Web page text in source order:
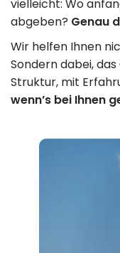
vielleicht: Wo
abgeben? Genau
Wir helfen Ihnen
Sondern dabei,
Struktur, mit
wenn’s bei Ihnen
umzuege.de
Buchholzer
65, 13156 Berlin